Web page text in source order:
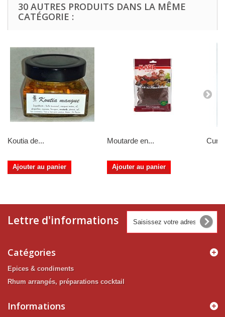
30 AUTRES PRODUITS DANS LA MÊME
CATÉGORIE :
Koutia de...
Ajouter au panier
Moutarde en...
Ajouter au panier
Lettre d'informations
Catégories
Epices & condiments
Rhum arrangés, préparations cocktail
Informations